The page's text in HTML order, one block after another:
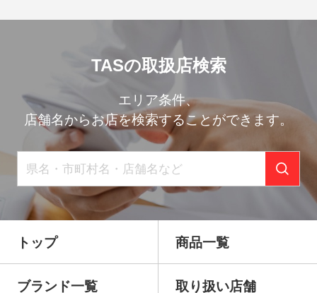
TASの取扱店検索
エリア条件、
店舗名からお店を検索することができます。
トップ 商品一覧
ブランド一覧 取り扱い店舗